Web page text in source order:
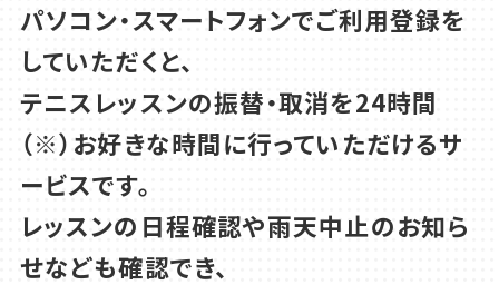
パソコン・スマートフォンでご利用登録を
していただくと、
テニスレッスンの振替・取消を24時間
（※）お好きな時間に行っていただけるサ
ービスです。
レッスンの日程確認や雨天中止のお知ら
せなども確認でき、